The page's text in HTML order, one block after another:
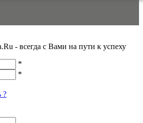
- всегда с Вами на пути к успеху
*
*
?